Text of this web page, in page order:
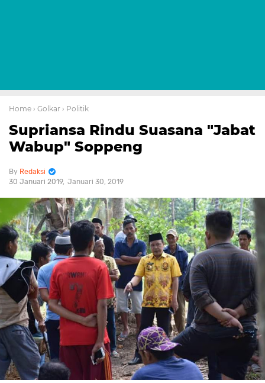
Home › Golkar › Politik
Supriansa Rindu Suasana "Jabat
Wabup" Soppeng
Redaksi
30 Januari 2019 Januari 30, 2019